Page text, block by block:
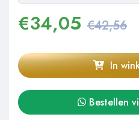
€34,05 €42,56
In
Bestellen